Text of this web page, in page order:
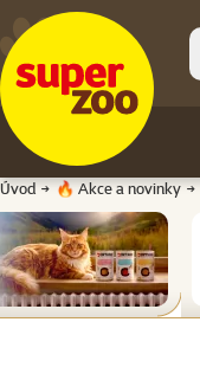
Úvod 🔥 Akce a novinky